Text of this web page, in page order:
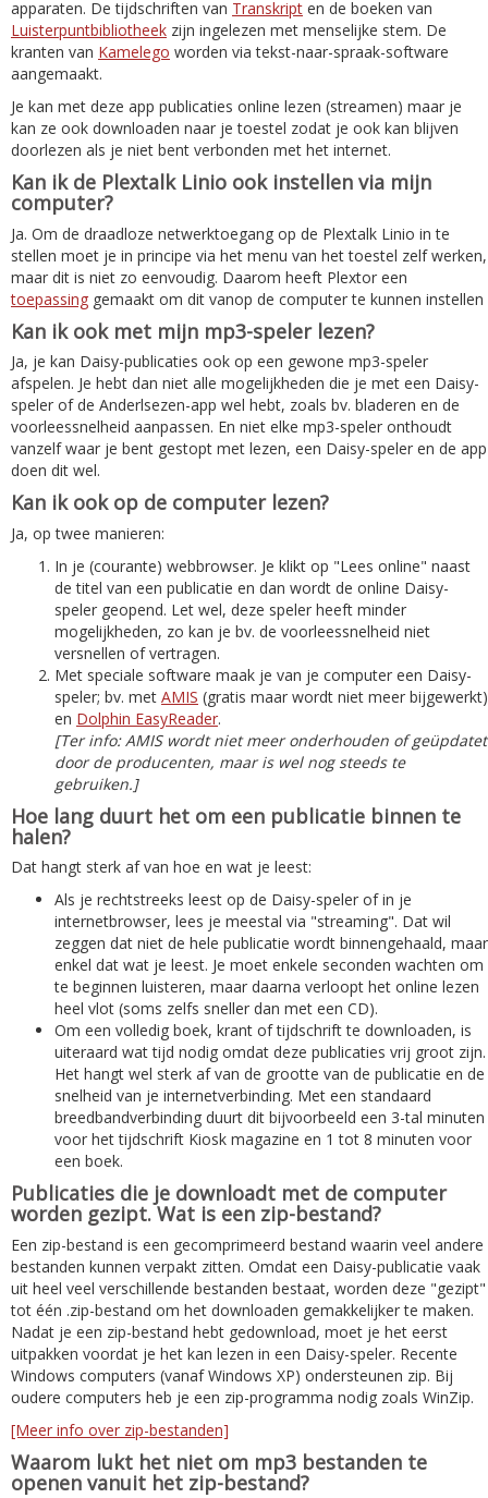
apparaten. De tijdschriften van Transkript en de boeken van
Luisterpuntbibliotheek zijn ingelezen met menselijke stem. De
kranten van Kamelego worden via tekst-naar-spraak-software
aangemaakt.
Je kan met deze app publicaties online lezen (streamen) maar je
kan ze ook downloaden naar je toestel zodat je ook kan blijven
doorlezen als je niet bent verbonden met het internet.
Kan ik de Plextalk Linio ook instellen via mijn
computer?
Ja. Om de draadloze netwerktoegang op de Plextalk Linio in te
stellen moet je in principe via het menu van het toestel zelf werken,
maar dit is niet zo eenvoudig. Daarom heeft Plextor een
toepassing gemaakt om dit vanop de computer te kunnen instellen
Kan ik ook met mijn mp3-speler lezen?
Ja, je kan Daisy-publicaties ook op een gewone mp3-speler
afspelen. Je hebt dan niet alle mogelijkheden die je met een Daisy-
speler of de Anderlsezen-app wel hebt, zoals bv. bladeren en de
voorleessnelheid aanpassen. En niet elke mp3-speler onthoudt
vanzelf waar je bent gestopt met lezen, een Daisy-speler en de app
doen dit wel.
Kan ik ook op de computer lezen?
Ja, op twee manieren:
In je (courante) webbrowser. Je klikt op "Lees online" naast
de titel van een publicatie en dan wordt de online Daisy-
speler geopend. Let wel, deze speler heeft minder
mogelijkheden, zo kan je bv. de voorleessnelheid niet
versnellen of vertragen.
Met speciale software maak je van je computer een Daisy-
speler; bv. met AMIS (gratis maar wordt niet meer bijgewerkt)
en Dolphin EasyReader.
[Ter info: AMIS wordt niet meer onderhouden of geüpdatet
door de producenten, maar is wel nog steeds te
gebruiken.]
Hoe lang duurt het om een publicatie binnen te
halen?
Dat hangt sterk af van hoe en wat je leest:
Als je rechtstreeks leest op de Daisy-speler of in je
internetbrowser, lees je meestal via "streaming". Dat wil
zeggen dat niet de hele publicatie wordt binnengehaald, maar
enkel dat wat je leest. Je moet enkele seconden wachten om
te beginnen luisteren, maar daarna verloopt het online lezen
heel vlot (soms zelfs sneller dan met een CD).
Om een volledig boek, krant of tijdschrift te downloaden, is
uiteraard wat tijd nodig omdat deze publicaties vrij groot zijn.
Het hangt wel sterk af van de grootte van de publicatie en de
snelheid van je internetverbinding. Met een standaard
breedbandverbinding duurt dit bijvoorbeeld een 3-tal minuten
voor het tijdschrift Kiosk magazine en 1 tot 8 minuten voor
een boek.
Publicaties die je downloadt met de computer
worden gezipt. Wat is een zip-bestand?
Een zip-bestand is een gecomprimeerd bestand waarin veel andere
bestanden kunnen verpakt zitten. Omdat een Daisy-publicatie vaak
uit heel veel verschillende bestanden bestaat, worden deze "gezipt"
tot één .zip-bestand om het downloaden gemakkelijker te maken.
Nadat je een zip-bestand hebt gedownload, moet je het eerst
uitpakken voordat je het kan lezen in een Daisy-speler. Recente
Windows computers (vanaf Windows XP) ondersteunen zip. Bij
oudere computers heb je een zip-programma nodig zoals WinZip.
[Meer info over zip-bestanden]
Waarom lukt het niet om mp3 bestanden te
openen vanuit het zip-bestand?